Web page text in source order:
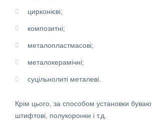
цирконієві;
композитні;
металопластмасові;
металокерамічні;
суцільнолиті металеві.
Крім цього, за способом установки
штифтові, полукоронки і т.д.